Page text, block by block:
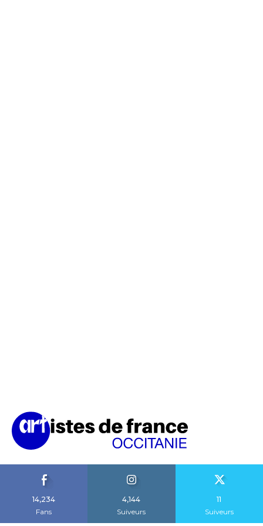
14,234
Fans
4,144
Suiveurs
11
Suiveurs